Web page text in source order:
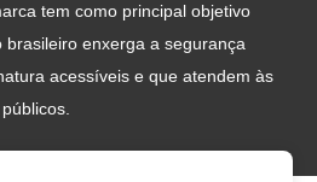
tem como principal objetivo
enxerga a segurança
acessíveis e que atendem às